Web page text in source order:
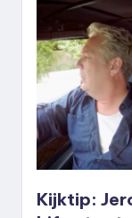
Kijktip: